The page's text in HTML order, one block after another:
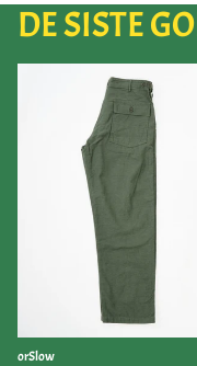
DE SISTE
orSlow